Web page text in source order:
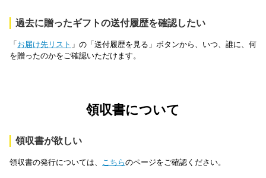
過去に贈ったギフトの送付履歴を確認したい
「 お届け先リスト 」の「送付履歴を見る」ボタンから、いつ、誰に、何
を贈ったのかをご確認いただけます。
領収書について
領収書が欲しい
領収書の発行については、 こちらのページをご確認ください。